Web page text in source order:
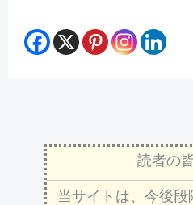
読者の
当サイトは、今後